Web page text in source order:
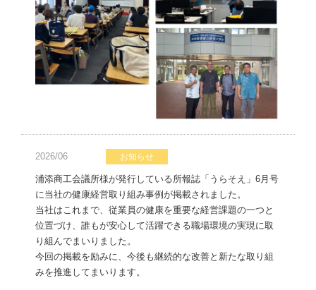
2026/06 お知らせ
浦添商工会議所様が発行している所報誌「うらそえ」6月号
に当社の健康経営取り組み事例が掲載されました。
当社はこれまで、従業員の健康を重要な経営課題の一つと
位置づけ、誰もが安心して活躍できる職場環境の実現に取
り組んでまいりました。
今回の掲載を励みに、今後も継続的な改善と新たな取り組
みを推進してまいります。